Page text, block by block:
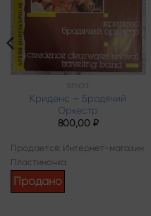
БЛЮЗ
Криденс – Бродячий
Оркестр
800,00 ₽
Продается: Интернет-магазин
Пластиночка
Продано